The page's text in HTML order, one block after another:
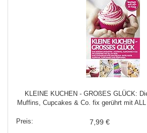
KLEINE KUCHEN - GROßES GLÜCK:
Muffins, Cupcakes & Co. fix gerührt mit
7,99 €